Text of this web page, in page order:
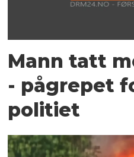
Mann tatt
- pågrepet
politiet